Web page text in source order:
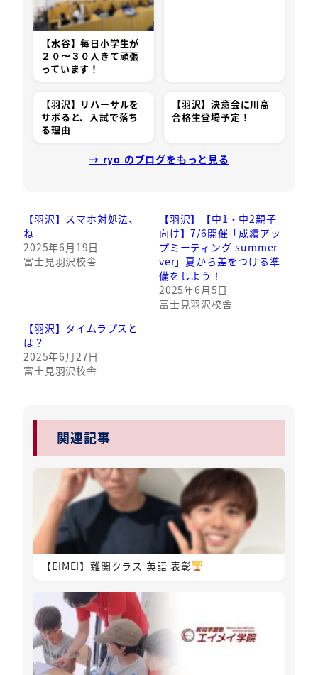
【水谷】毎日小学生が
２０〜３０人きて頑張
っています！
【羽沢】リハーサルを
サボると、入試で落ち
る理由
【羽沢】決意会に川高
合格生登場予定！
→ ryo のブログをもっと見る
【羽沢】スマホ対処法、
ね
2025年6月19日
富士見羽沢校舎
【羽沢】【中1・中2親子
向け】7/6開催「成績アッ
プミーティング summer
ver」夏から差をつける準
備をしよう！
2025年6月5日
富士見羽沢校舎
【羽沢】タイムラプスと
は？
2025年6月27日
富士見羽沢校舎
関連記事
【EIMEI】難関クラス 英語 表彰